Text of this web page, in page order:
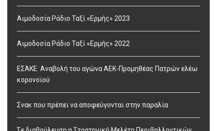
Αιμοδοσία Ράδιο Ταξί «Ερμής» 2023
Αιμοδοσία Ράδιο Ταξί «Ερμής» 2022
ΕΣΑΚΕ: Αναβολή του αγώνα ΑΕΚ-Προμηθέας Πατρών ελέω
κορονοϊού
Σνακ που πρέπει να αποφεύγονται στην παραλία